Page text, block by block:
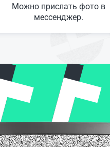
Можно прислать фото в
мессенджер.